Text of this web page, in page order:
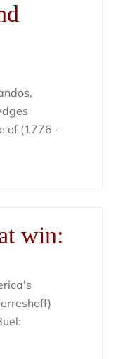
of (1776 -
win: